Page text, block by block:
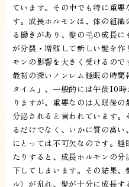
ています。その中でも特に重
す。成長ホルモンは、体の組
る働きがあり、髪の毛の成長
が分裂・増殖して新しい髪を
モンの影響を大きく受けるの
最初の深いノンレム睡眠の時
タイム」、一般的には午後10
りますが、重要なのは入眠後
分泌されると言われています
るだけでなく、いかに質の高
にとっては不可欠なのです。
たりすると、成長ホルモンの
下してしまいます。その結果
ル）が乱れ、髪が十分に成長